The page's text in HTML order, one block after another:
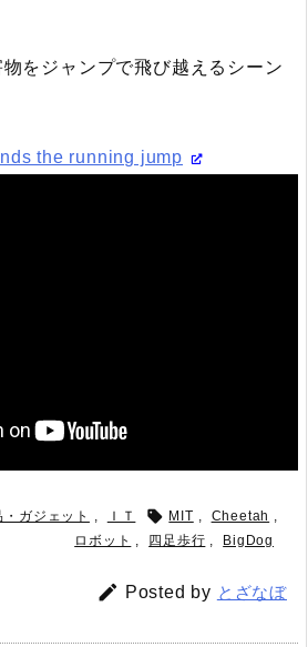
をジャンプで飛び越えるシーン
the running jump
・ガジェット , ＩＴ  MIT , Cheetah ,
ロボット , 四足歩行 , BigDog
 Posted by とざなぼ